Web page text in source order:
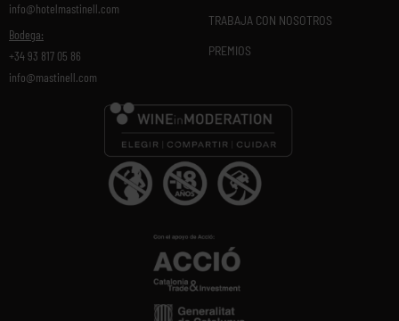
info@hotelmastinell.com
Bodega:
+34 93 817 05 86
info@mastinell.com
TRABAJA CON NOSOTROS
PREMIOS